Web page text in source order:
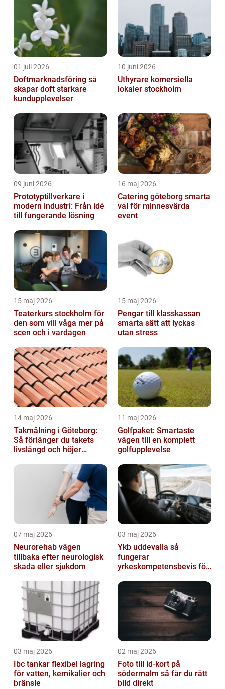
01 juli 2026
Doftmarknadsföring så
skapar doft starkare
kundupplevelser
10 juni 2026
Uthyrare komersiella
lokaler stockholm
09 juni 2026
Prototyptillverkare i
modern industri: Från idé
till fungerande lösning
16 maj 2026
Catering göteborg smarta
val för minnesvärda
event
15 maj 2026
Teaterkurs stockholm för
den som vill våga mer på
scen och i vardagen
15 maj 2026
Pengar till klasskassan
smarta sätt att lyckas
utan stress
14 maj 2026
Takmålning i Göteborg:
Så förlänger du takets
livslängd och höjer
11 maj 2026
Golfpaket: Smartaste
vägen till en komplett
golfupplevelse
07 maj 2026
Neurorehab vägen
tillbaka efter neurologisk
skada eller sjukdom
03 maj 2026
Ykb uddevalla så
fungerar
yrkeskompetensbevis för
03 maj 2026
Ibc tankar flexibel lagring
för vatten, kemikalier och
bränsle
02 maj 2026
Foto till id-kort på
södermalm så får du rätt
bild direkt